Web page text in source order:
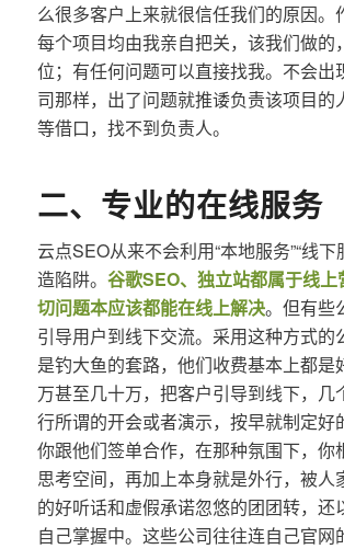
么很多客户上来就很信任我们的原因。
每个项目均由我亲自把关，该我们做的
位；有任何问题可以直接找我。不会出
司那样，出了问题就推诿负责该项目的
等借口，找不到负责人。
二、专业的在线服务
云点SEO从来不会利用“本地服务”“线下
造陷阱。 谷歌SEO、独立站都属于线上
切问题本应该都能在线上解决。但有些
引导用户到线下交流。采用这种方式的
是钓大鱼的套路，他们收费基本上都是
万甚至几十万，把客户引导到线下，几
行所谓的开会或者演示，按早就制定好
你跟他们签单合作，在那种氛围下，你
思考空间，再加上本身就是外行，被人
的好听话和虚假承诺忽悠的团团转，还
自己掌握中。这些公司往往连自己官网